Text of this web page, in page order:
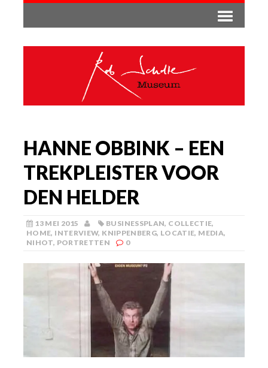
HANNE OBBINK – EEN
TREKPLEISTER VOOR
DEN HELDER
13 MEI 2015 BUSINESSPLAN, COLLECTIE,
HOME, INTERVIEW, KNIPPENBERG, LOCATIE, MEDIA,
NIHOT, PORTRETTEN 0